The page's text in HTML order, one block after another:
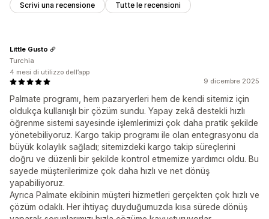
Scrivi una recensione Tutte le recensioni
9 dicembre 2025
Palmate programı, hem pazaryerleri hem de kendi sitemiz için
oldukça kullanışlı bir çözüm sundu. Yapay zekâ destekli hızlı
öğrenme sistemi sayesinde işlemlerimizi çok daha pratik şekilde
yönetebiliyoruz. Kargo takip programı ile olan entegrasyonu da
büyük kolaylık sağladı; sitemizdeki kargo takip süreçlerini
doğru ve düzenli bir şekilde kontrol etmemize yardımcı oldu. Bu
sayede müşterilerimize çok daha hızlı ve net dönüş
yapabiliyoruz.
Ayrıca Palmate ekibinin müşteri hizmetleri gerçekten çok hızlı ve
çözüm odaklı. Her ihtiyaç duyduğumuzda kısa sürede dönüş
Little Gusto
Turchia
4 mesi di utilizzo dell’app